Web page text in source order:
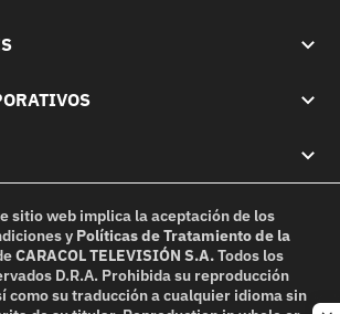
sitio web implica la aceptación de los
y Políticas de Tratamiento de la
CARACOL TELEVISIÓN S.A.Todos los
D.R.A. Prohibida su reproducción
como su traducción a cualquier idioma sin